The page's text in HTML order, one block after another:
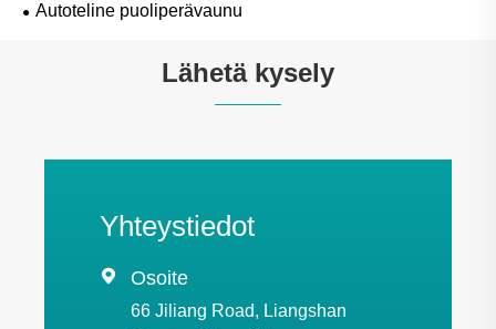
Autoteline puoliperävaunu
Lähetä kysely
Yhteystiedot
 Osoite
66 Jiliang Road, Liangshan